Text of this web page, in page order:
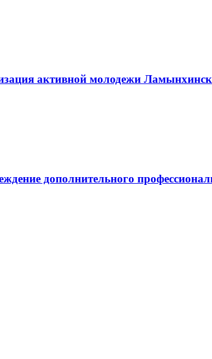
активной молодежи
дополнительного